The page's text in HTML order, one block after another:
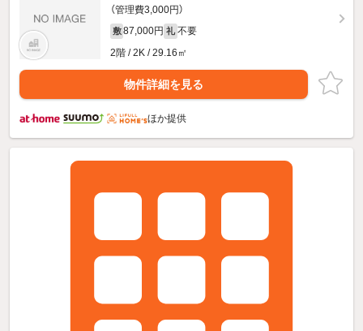
（管理費3,000円）
敷 87,000円 礼 不要
2階 / 2K / 29.16㎡
物件詳細を見る
ほか提供